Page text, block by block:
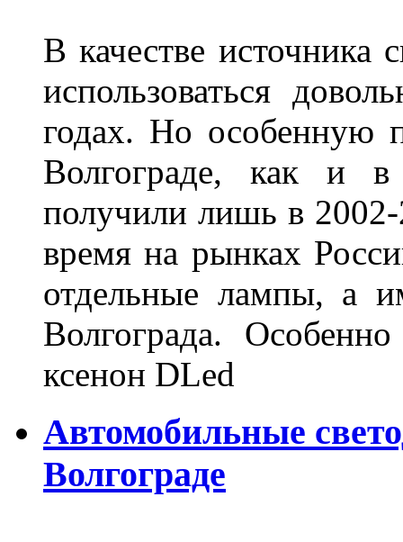
В качестве источника
использоваться
годах. Но особенную
Волгограде, как и
получили лишь в
время на рынках
отдельные лампы, а
Волгограда.
ксенон DLed
Автомобильные
Волгограде